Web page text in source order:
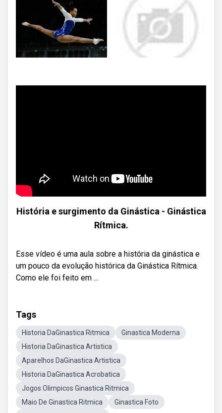
História e surgimento da Ginástica - Ginástica
Rítmica.
Esse vídeo é uma aula sobre a história da ginástica e
um pouco da evolução histórica da Ginástica Rítmica.
Como ele foi feito em ...
Tags
Historia DaGinastica Ritmica
Ginastica Moderna
Historia DaGinastica Artistica
Aparelhos DaGinastica Artistica
Historia DaGinastica Acrobatica
Jogos Olimpicos Ginastica Ritmica
Maio De Ginastica Ritmica
Ginastica Foto